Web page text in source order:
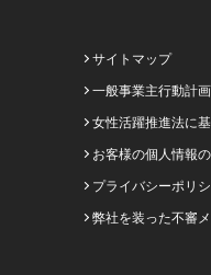
サイトマップ
一般事業主行動計
女性活躍推進法に
お客様の個人情報
プライバシーポリ
弊社を装った不審